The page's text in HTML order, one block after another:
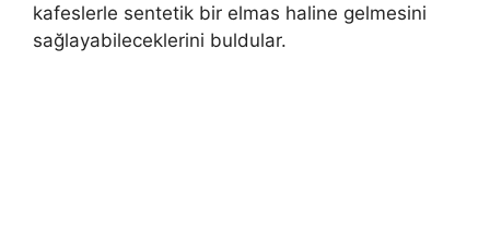
kafeslerle sentetik bir elmas haline gelmesini
sağlayabileceklerini buldular.